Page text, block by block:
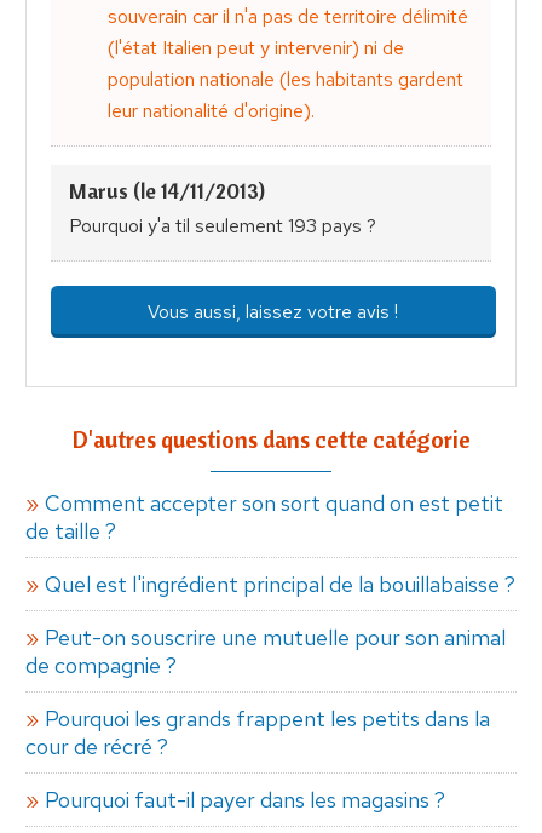
souverain car il n'a pas de territoire délimité
(l'état Italien peut y intervenir) ni de
population nationale (les habitants gardent
leur nationalité d'origine).
Marus (le 14/11/2013)
Pourquoi y'a til seulement 193 pays ?
Vous aussi, laissez votre avis !
D'autres questions dans cette catégorie
Comment accepter son sort quand on est petit
de taille ?
Quel est l'ingrédient principal de la bouillabaisse ?
Peut-on souscrire une mutuelle pour son animal
de compagnie ?
Pourquoi les grands frappent les petits dans la
cour de récré ?
Pourquoi faut-il payer dans les magasins ?